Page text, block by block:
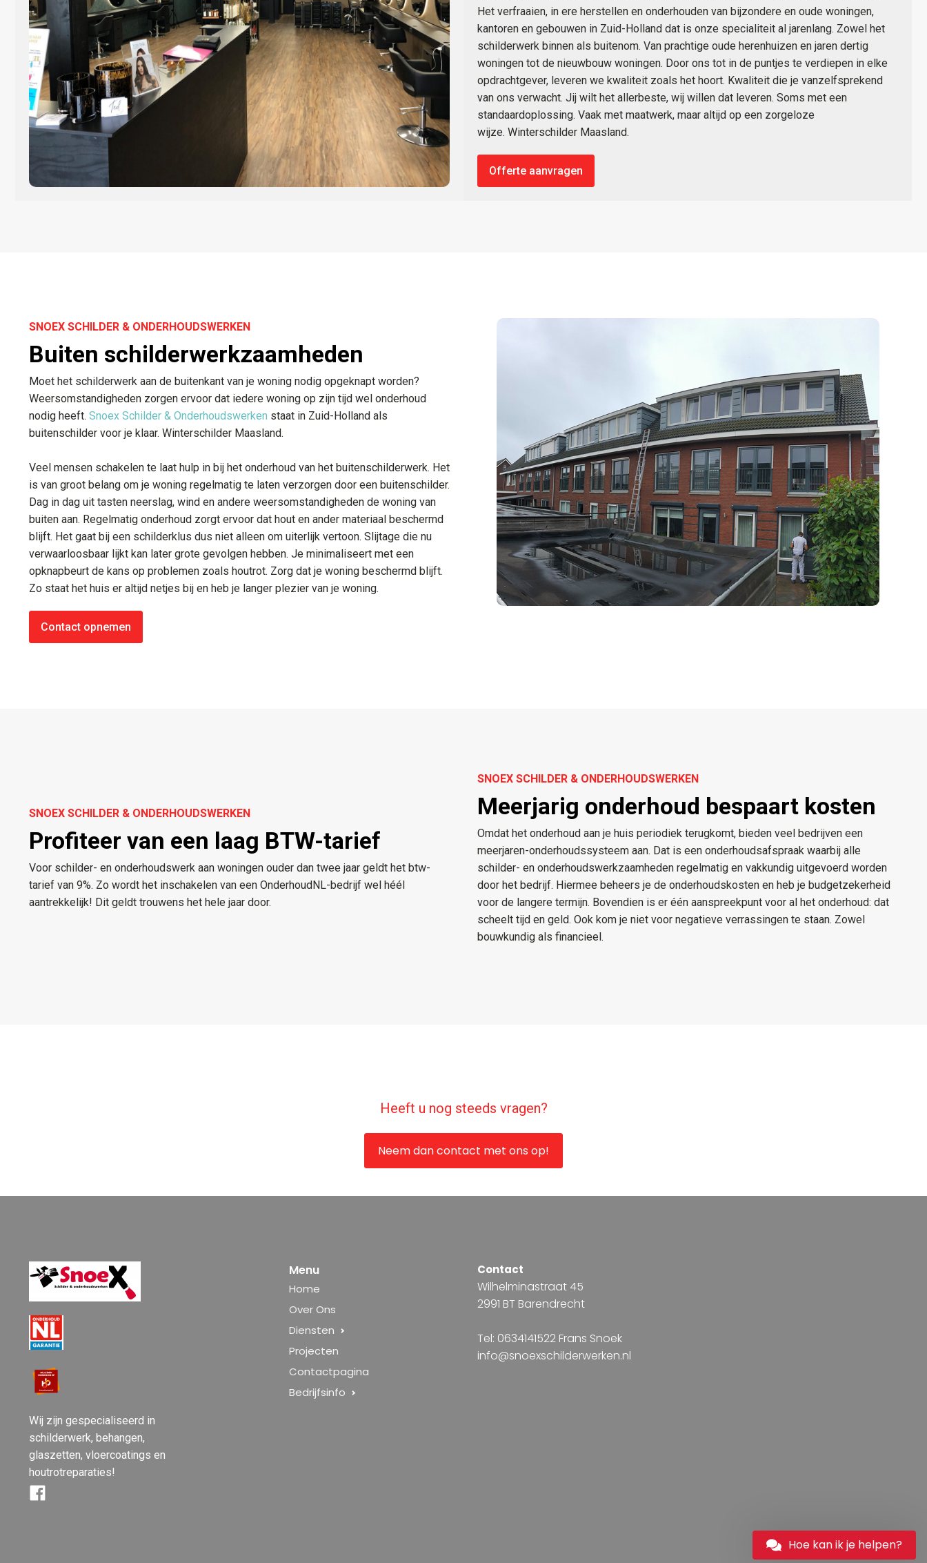
Het verfraaien, in ere herstellen en onderhouden van bijzondere en oude woningen,
kantoren en gebouwen in Zuid-Holland dat is onze specialiteit al jarenlang. Zowel het
schilderwerk binnen als buitenom. Van prachtige oude herenhuizen en jaren dertig
woningen tot de nieuwbouw woningen. Door ons tot in de puntjes te verdiepen in elke
opdrachtgever, leveren we kwaliteit zoals het hoort. Kwaliteit die je vanzelfsprekend
van ons verwacht. Jij wilt het allerbeste, wij willen dat leveren. Soms met een
standaardoplossing. Vaak met maatwerk, maar altijd op een zorgeloze
wijze. Winterschilder Maasland.
Offerte aanvragen
SNOEX SCHILDER & ONDERHOUDSWERKEN
Buiten schilderwerkzaamheden
Moet het schilderwerk aan de buitenkant van je woning nodig opgeknapt worden?
Weersomstandigheden zorgen ervoor dat iedere woning op zijn tijd wel onderhoud
nodig heeft. Snoex Schilder & Onderhoudswerken staat in Zuid-Holland als
buitenschilder voor je klaar. Winterschilder Maasland.
Veel mensen schakelen te laat hulp in bij het onderhoud van het buitenschilderwerk. Het
is van groot belang om je woning regelmatig te laten verzorgen door een buitenschilder.
Dag in dag uit tasten neerslag, wind en andere weersomstandigheden de woning van
buiten aan. Regelmatig onderhoud zorgt ervoor dat hout en ander materiaal beschermd
blijft. Het gaat bij een schilderklus dus niet alleen om uiterlijk vertoon. Slijtage die nu
verwaarloosbaar lijkt kan later grote gevolgen hebben. Je minimaliseert met een
opknapbeurt de kans op problemen zoals houtrot. Zorg dat je woning beschermd blijft.
Zo staat het huis er altijd netjes bij en heb je langer plezier van je woning.
Contact opnemen
SNOEX SCHILDER & ONDERHOUDSWERKEN
Profiteer van een laag BTW-tarief
Voor schilder- en onderhoudswerk aan woningen ouder dan twee jaar geldt het btw-
tarief van 9%. Zo wordt het inschakelen van een OnderhoudNL-bedrijf wel héél
aantrekkelijk! Dit geldt trouwens het hele jaar door.
SNOEX SCHILDER & ONDERHOUDSWERKEN
Meerjarig onderhoud bespaart kosten
Omdat het onderhoud aan je huis periodiek terugkomt, bieden veel bedrijven een
meerjaren-onderhoudssysteem aan. Dat is een onderhoudsafspraak waarbij alle
schilder- en onderhoudswerkzaamheden regelmatig en vakkundig uitgevoerd worden
door het bedrijf. Hiermee beheers je de onderhoudskosten en heb je budgetzekerheid
voor de langere termijn. Bovendien is er één aanspreekpunt voor al het onderhoud: dat
scheelt tijd en geld. Ook kom je niet voor negatieve verrassingen te staan. Zowel
bouwkundig als financieel.
Heeft u nog steeds vragen?
Neem dan contact met ons op!
Wij zijn gespecialiseerd in
schilderwerk, behangen,
glaszetten, vloercoatings en
houtrotreparaties!
Menu
Home
Over Ons
Diensten
Projecten
Contactpagina
Bedrijfsinfo
Contact
Wilhelminastraat 45
2991 BT Barendrecht
Tel: 0634141522 Frans Snoek
info@snoexschilderwerken.nl
Hoe kan ik je helpen?